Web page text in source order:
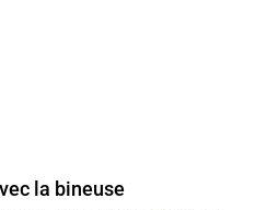
la bineuse